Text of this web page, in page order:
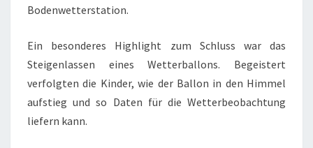
Bodenwetterstation.
Ein besonderes Highlight zum Schluss war das
Steigenlassen eines Wetterballons. Begeistert
verfolgten die Kinder, wie der Ballon in den Himmel
aufstieg und so Daten für die Wetterbeobachtung
liefern kann.